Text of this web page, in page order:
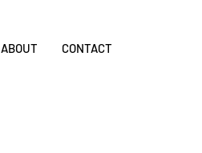
ABOUT CONTACT